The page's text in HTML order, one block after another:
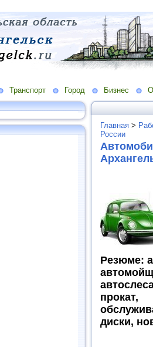
Транспорт Город Бизнес
Главная >
России
Резюме:
диски,